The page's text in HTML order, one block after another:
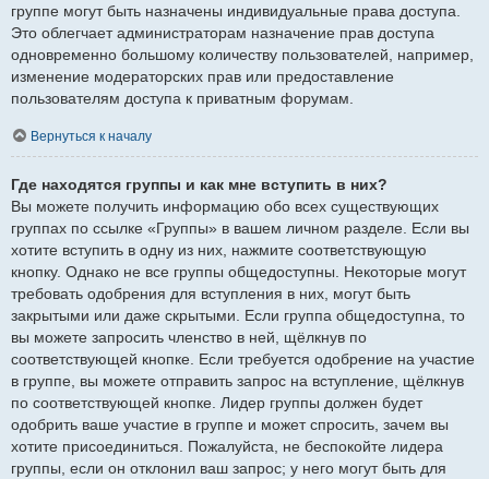
группе могут быть назначены индивидуальные права доступа.
Это облегчает администраторам назначение прав доступа
одновременно большому количеству пользователей, например,
изменение модераторских прав или предоставление
пользователям доступа к приватным форумам.
Вернуться к началу
Где находятся группы и как мне вступить в них?
Вы можете получить информацию обо всех существующих
группах по ссылке «Группы» в вашем личном разделе. Если вы
хотите вступить в одну из них, нажмите соответствующую
кнопку. Однако не все группы общедоступны. Некоторые могут
требовать одобрения для вступления в них, могут быть
закрытыми или даже скрытыми. Если группа общедоступна, то
вы можете запросить членство в ней, щёлкнув по
соответствующей кнопке. Если требуется одобрение на участие
в группе, вы можете отправить запрос на вступление, щёлкнув
по соответствующей кнопке. Лидер группы должен будет
одобрить ваше участие в группе и может спросить, зачем вы
хотите присоединиться. Пожалуйста, не беспокойте лидера
группы, если он отклонил ваш запрос; у него могут быть для